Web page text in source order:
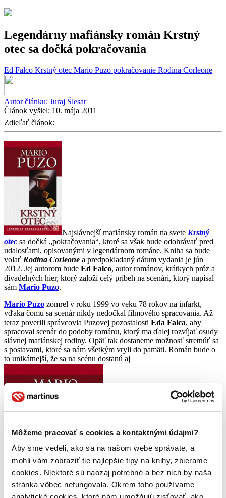
Môžeme pracovať s cookies a kontaktnými údajmi?
Aby sme vedeli, ako sa na našom webe správate, a
mohli vám zobraziť tie najlepšie tipy na knihy, zbierame
cookies. Niektoré sú naozaj potrebné a bez nich by naša
stránka vôbec nefungovala. Okrem toho používame
Legendárny mafiánsky román Krstný
otec sa dočká pokračovania
Ed Falco Krstný otec Mario Puzo pokračovanie Rodina Corleone
Autor článku: Juraj Šlesar
Článok vyšiel: 10. mája 2011
Zdieľať článok:
Najslávnejší mafiánsky román na svete Krstný
otec sa dočká „pokračovania“, ktoré sa však bude odohrávať pred
udalosťami, opisovanými v legendárnom románe. Kniha sa bude
volať Rodina Corleone a predpokladaný dátum vydania je jún
2012. Jej autorom bude Ed Falco, autor románov, krátkych próz a
divadelných hier, ktorý založí celý príbeh na scenári, ktorý napísal
sám Mario Puzo.
Mario Puzo zomrel v roku 1999 vo veku 78 rokov na infarkt,
vďaka čomu sa scenár nikdy nedočkal filmového spracovania. Až
teraz poverili správcovia Puzovej pozostalosti Eda Falca, aby
spracoval scenár do podoby románu, ktorý ma ďalej rozvíjať osudy
slávnej mafiánskej rodiny. Opäť tak dostaneme možnosť stretnúť sa
s postavami, ktoré sa nám všetkým vryli do pamäti. Román bude o
to unikátnejší, že sa na scénu dostanú aj